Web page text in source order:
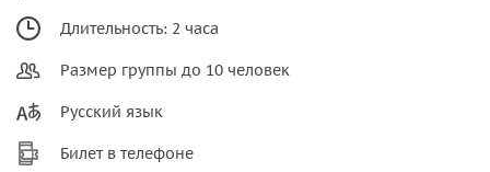
Длительность: 2 часа
Размер группы до 10 человек
Русский язык
Билет в телефоне